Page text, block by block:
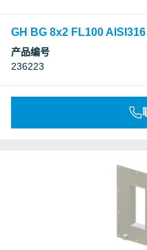
GH BG 8x2 FL100
产品编号
236223